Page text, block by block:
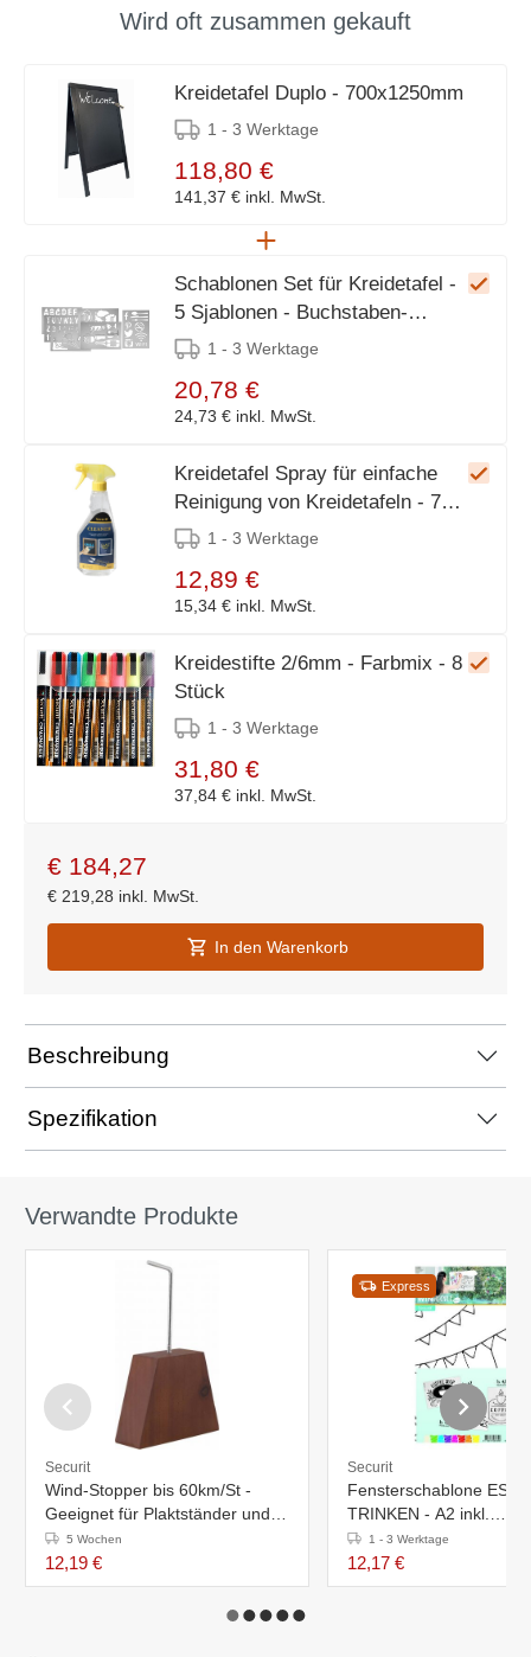
Wird oft zusammen gekauft
Kreidetafel Duplo - 700x1250mm
1 - 3 Werktage
118,80 €
141,37 € inkl. MwSt.
Schablonen Set für Kreidetafel -
5 Sjablonen - Buchstaben-
Ziffern-Bildzeichen- Illustrationen
1 - 3 Werktage
20,78 €
24,73 € inkl. MwSt.
Kreidetafel Spray für einfache
Reinigung von Kreidetafeln - 750
ml - XXL Aangebot
1 - 3 Werktage
12,89 €
15,34 € inkl. MwSt.
Kreidestifte 2/6mm - Farbmix - 8
Stück
1 - 3 Werktage
31,80 €
37,84 € inkl. MwSt.
€ 184,27
€ 219,28 inkl. MwSt.
In den Warenkorb
Beschreibung
Spezifikation
Verwandte Produkte
Securit
Wind-Stopper bis 60km/St -
Geeignet für Plaktständer und
Kreidetafel
5 Wochen
12,19 €
Express
Securit
Fensterschablone
TRINKEN - A2 inkl.
Kreidemarker - 3 Stück
1 - 3 Werktage
12,17 €